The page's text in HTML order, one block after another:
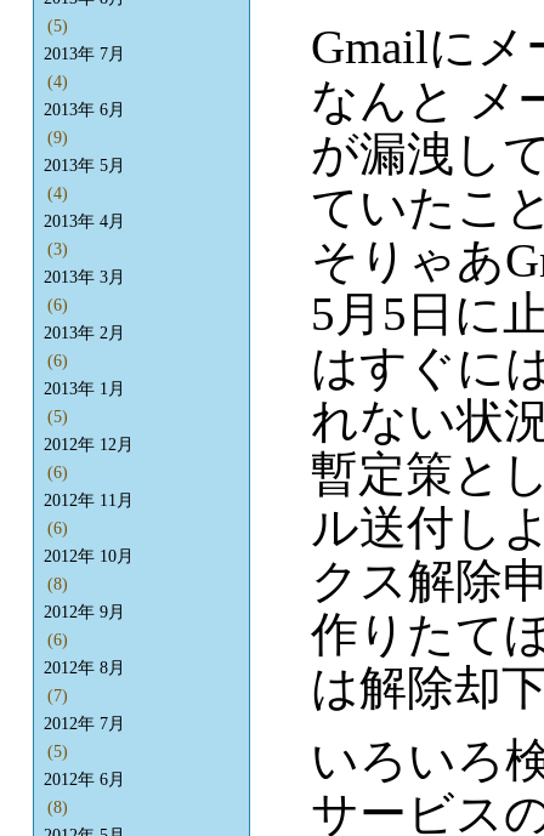
Gmailに
なんと メ
が漏洩し
ていたこ
そりゃあ
5月5日に
はすぐに
れない状
暫定策と
ル送付し
クス解除
作りたて
は解除却
いろいろ
サービス
(5)
2013年 7月
(4)
2013年 6月
(9)
2013年 5月
(4)
2013年 4月
(3)
2013年 3月
(6)
2013年 2月
(6)
2013年 1月
(5)
2012年 12月
(6)
2012年 11月
(6)
2012年 10月
(8)
2012年 9月
(6)
2012年 8月
(7)
2012年 7月
(5)
2012年 6月
(8)